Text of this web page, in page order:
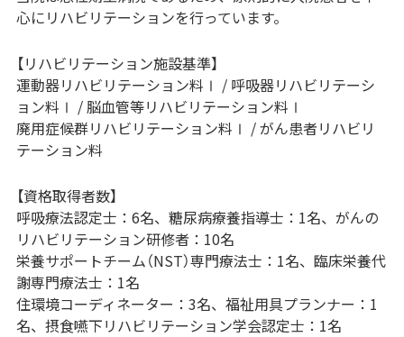
心にリハビリテーションを行っています。
【リハビリテーション施設基準】
運動器リハビリテーション料Ⅰ / 呼吸器リハビリテーシ
ョン料Ⅰ / 脳血管等リハビリテーション料Ⅰ
廃用症候群リハビリテーション料Ⅰ / がん患者リハビリ
テーション料
【資格取得者数】
呼吸療法認定士：6名、糖尿病療養指導士：1名、がんの
リハビリテーション研修者：10名
栄養サポートチーム（NST）専門療法士：1名、臨床栄養代
謝専門療法士：1名
住環境コーディネーター：3名、福祉用具プランナー：1
名、摂食嚥下リハビリテーション学会認定士：1名